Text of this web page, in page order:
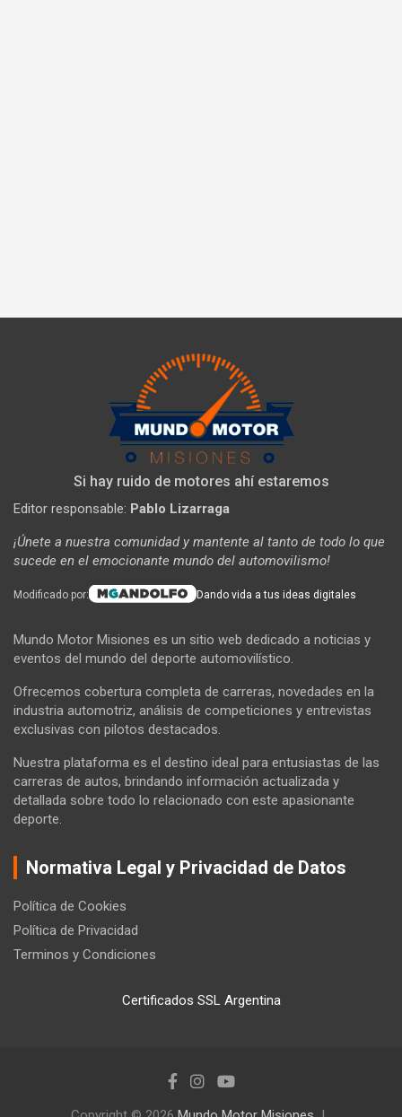
Si hay ruido de motores ahí estaremos
Editor responsable: Pablo Lizarraga
¡Únete a nuestra comunidad y mantente al tanto de todo lo que
sucede en el emocionante mundo del automovilismo!
Modificado por: Dando vida a tus ideas digitales
Mundo Motor Misiones es un sitio web dedicado a noticias y
eventos del mundo del deporte automovilístico.
Ofrecemos cobertura completa de carreras, novedades en la
industria automotriz, análisis de competiciones y entrevistas
exclusivas con pilotos destacados.
Nuestra plataforma es el destino ideal para entusiastas de las
carreras de autos, brindando información actualizada y
detallada sobre todo lo relacionado con este apasionante
deporte.
Normativa Legal y Privacidad de Datos
Política de Cookies
Política de Privacidad
Terminos y Condiciones
Certificados SSL Argentina